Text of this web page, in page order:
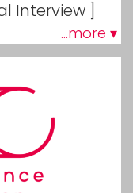
Interview ]
...more ▾